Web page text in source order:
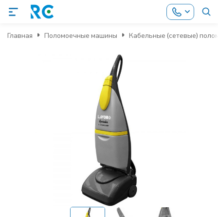
Главная Поломоечные машины Кабельные (сетевые)